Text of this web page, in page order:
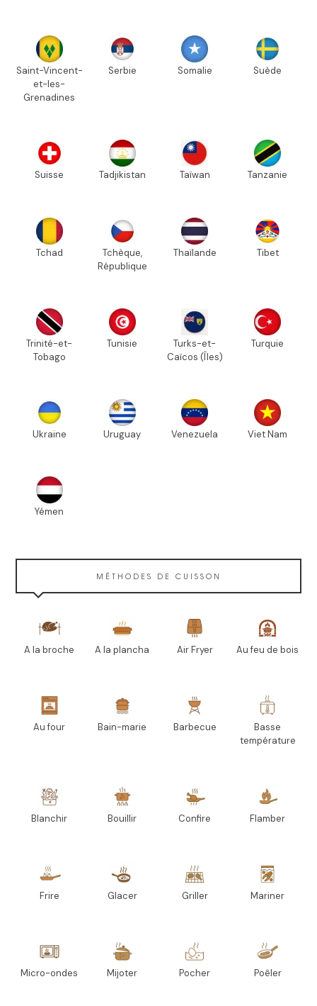
Saint-Vincent-
et-les-
Grenadines
Serbie Somalie Suède
Suisse Tadjikistan Taïwan Tanzanie
Tchad
Tchèque,
République
Thaïlande Tibet
Trinité-et-
Tobago
Tunisie
Turks-et-
Caïcos (Îles)
Turquie
Ukraine Uruguay Venezuela Viet Nam
Yémen
MÉTHODES DE CUISSON
A la broche A la plancha Air Fryer Au feu de bois
Au four Bain-marie Barbecue
Basse
température
Blanchir Bouillir Confire Flamber
Frire Glacer Griller Mariner
Micro-ondes Mijoter Pocher Poêler